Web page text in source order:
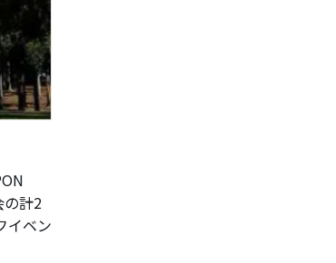
の計2
イベン